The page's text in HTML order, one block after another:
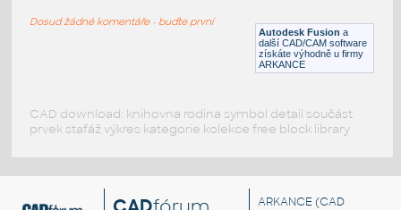
STAINLESS I.D. PIPE ECCENTRIC
Autodesk Fusion a
další CAD/CAM software
získáte výhodně u firmy
ARKANCE
Dosud žádné komentáře - buďte první
CAD download: knihovna rodina symbol detail součást
prvek stafáž výkres kategorie kolekce free block library
ARKANCE (CAD